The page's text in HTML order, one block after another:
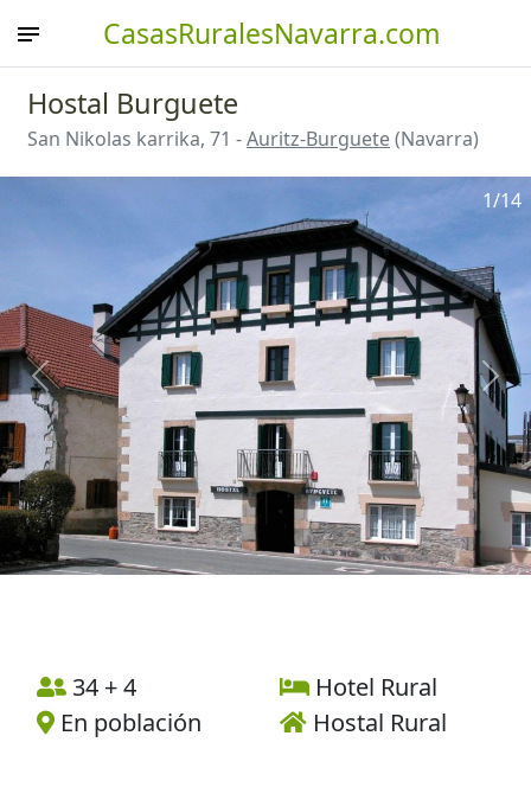
CasasRuralesNavarra.com
Hostal Burguete
San Nikolas karrika, 71 -Auritz-Burguete(Navarra)
Anterior
1/14
34 + 4
Hotel Rural
En población
Hostal Rural